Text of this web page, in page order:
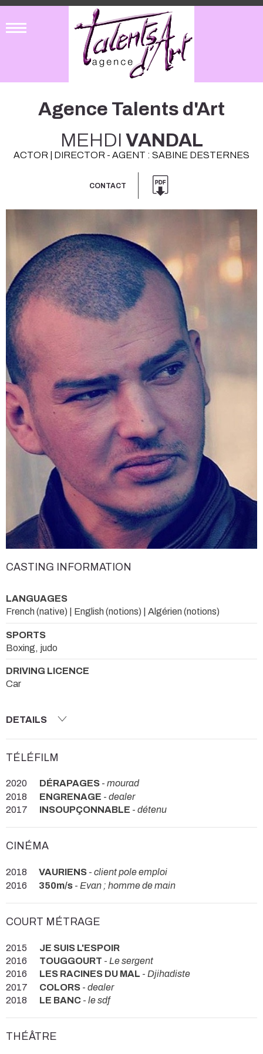
Agence Talents d'Art
MEHDI VANDAL
ACTOR | DIRECTOR - AGENT : SABINE DESTERNES
CONTACT
CASTING INFORMATION
LANGUAGES
French (native) | English (notions) | Algérien (notions)
SPORTS
Boxing, judo
DRIVING LICENCE
Car
DETAILS
TÉLÉFILM
2020 DÉRAPAGES - mourad
2018
ENGRENAGE - dealer
2017
INSOUPÇONNABLE - détenu
CINÉMA
2018 VAURIENS - client pole emploi
2016
350m/s - Evan ; homme de main
COURT MÉTRAGE
2015
JE SUIS L'ESPOIR
2016
TOUGGOURT - Le sergent
2016
LES RACINES DU MAL - Djihadiste
2017
COLORS - dealer
2018
LE BANC - le sdf
THÉÂTRE